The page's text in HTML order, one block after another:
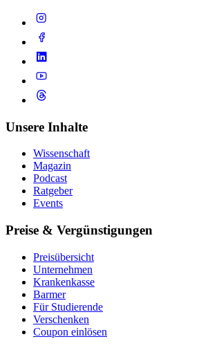
Unsere Inhalte
Wissenschaft
Magazin
Podcast
Ratgeber
Events
Preise & Vergünstigungen
Preisübersicht
Unternehmen
Krankenkasse
Barmer
Für Studierende
Ver­schen­ken
Coupon einlösen